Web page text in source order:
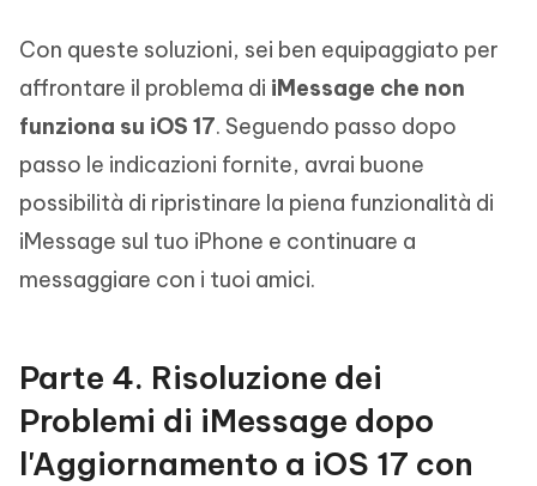
Con queste soluzioni, sei ben equipaggiato per
affrontare il problema di iMessage che non
funziona su iOS 17. Seguendo passo dopo
passo le indicazioni fornite, avrai buone
possibilità di ripristinare la piena funzionalità di
iMessage sul tuo iPhone e continuare a
messaggiare con i tuoi amici.
Parte 4. Risoluzione dei
Problemi di iMessage dopo
l'Aggiornamento a iOS 17 con